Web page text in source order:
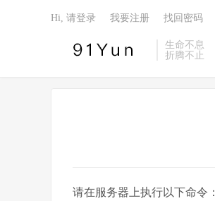
生命不息
折腾不止
Hi, 请登录 我要注册 找回密码
请在服务器上执行以下命令：